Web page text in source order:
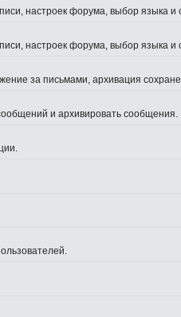
настроек форума, выбор языка и
настроек форума, выбор языка и
за письмами, архивация
и архивировать сообщения.